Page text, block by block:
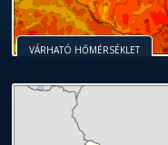
VÁRHATÓ HŐMÉRSÉKLET